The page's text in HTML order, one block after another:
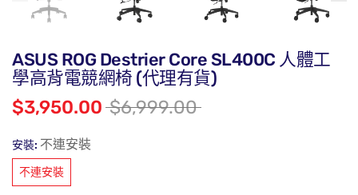
ASUS ROG Destrier Core SL400C 人體工
學高背電競網椅 (代理有貨)
$3,950.00 $6,999.00
安裝: 不連安裝
不連安裝